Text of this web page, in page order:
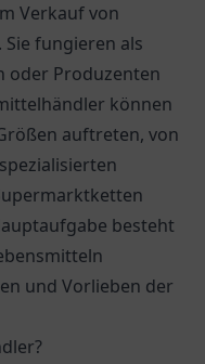
Verkauf von
fungieren als
oder Produzenten
können
auftreten, von
besteht
und Vorlieben der